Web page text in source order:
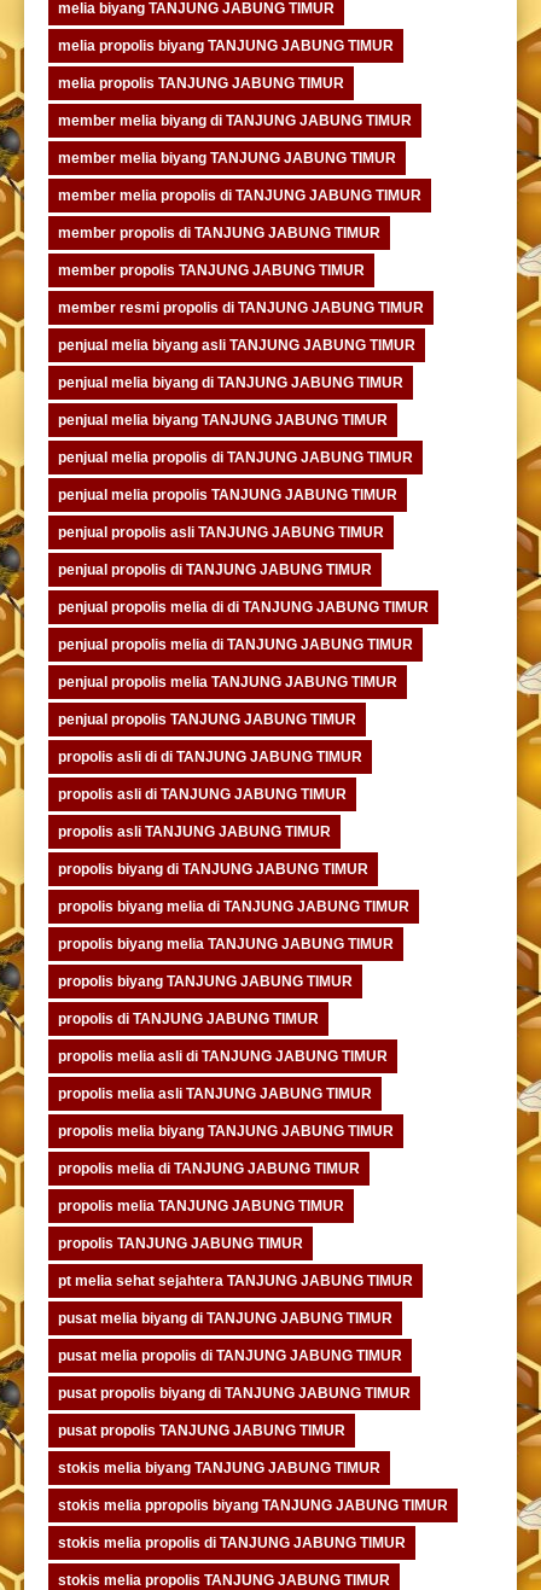
melia biyang TANJUNG JABUNG TIMUR
melia propolis biyang TANJUNG JABUNG TIMUR
melia propolis TANJUNG JABUNG TIMUR
member melia biyang di TANJUNG JABUNG TIMUR
member melia biyang TANJUNG JABUNG TIMUR
member melia propolis di TANJUNG JABUNG TIMUR
member propolis di TANJUNG JABUNG TIMUR
member propolis TANJUNG JABUNG TIMUR
member resmi propolis di TANJUNG JABUNG TIMUR
penjual melia biyang asli TANJUNG JABUNG TIMUR
penjual melia biyang di TANJUNG JABUNG TIMUR
penjual melia biyang TANJUNG JABUNG TIMUR
penjual melia propolis di TANJUNG JABUNG TIMUR
penjual melia propolis TANJUNG JABUNG TIMUR
penjual propolis asli TANJUNG JABUNG TIMUR
penjual propolis di TANJUNG JABUNG TIMUR
penjual propolis melia di di TANJUNG JABUNG TIMUR
penjual propolis melia di TANJUNG JABUNG TIMUR
penjual propolis melia TANJUNG JABUNG TIMUR
penjual propolis TANJUNG JABUNG TIMUR
propolis asli di di TANJUNG JABUNG TIMUR
propolis asli di TANJUNG JABUNG TIMUR
propolis asli TANJUNG JABUNG TIMUR
propolis biyang di TANJUNG JABUNG TIMUR
propolis biyang melia di TANJUNG JABUNG TIMUR
propolis biyang melia TANJUNG JABUNG TIMUR
propolis biyang TANJUNG JABUNG TIMUR
propolis di TANJUNG JABUNG TIMUR
propolis melia asli di TANJUNG JABUNG TIMUR
propolis melia asli TANJUNG JABUNG TIMUR
propolis melia biyang TANJUNG JABUNG TIMUR
propolis melia di TANJUNG JABUNG TIMUR
propolis melia TANJUNG JABUNG TIMUR
propolis TANJUNG JABUNG TIMUR
pt melia sehat sejahtera TANJUNG JABUNG TIMUR
pusat melia biyang di TANJUNG JABUNG TIMUR
pusat melia propolis di TANJUNG JABUNG TIMUR
pusat propolis biyang di TANJUNG JABUNG TIMUR
pusat propolis TANJUNG JABUNG TIMUR
stokis melia biyang TANJUNG JABUNG TIMUR
stokis melia ppropolis biyang TANJUNG JABUNG TIMUR
stokis melia propolis di TANJUNG JABUNG TIMUR
stokis melia propolis TANJUNG JABUNG TIMUR